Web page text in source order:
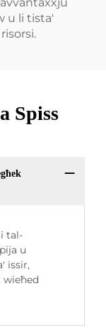
u li tista'
Spiss
tal-
u
issir,
wieħed